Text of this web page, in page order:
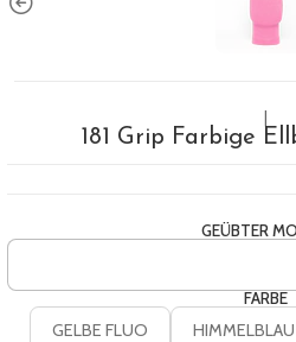
181 Grip Farbige
GEÜBTER
FARBE
GELBE FLUO HIMMELBLAU